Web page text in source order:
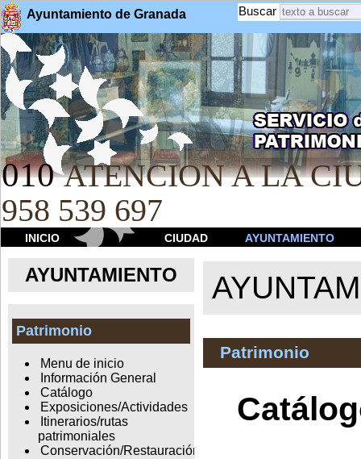
Ayuntamiento de Granada Buscar
010 ATENCION A LA
958 539 697
INICIO CIUDAD AYUNTAMIENTO
AYUNTAMIENTO
Patrimonio
Menu de inicio
Información General
Catálogo
Exposiciones/Actividades
Itinerarios/rutas
patrimoniales
Conservación/Restauración
Patrimonio